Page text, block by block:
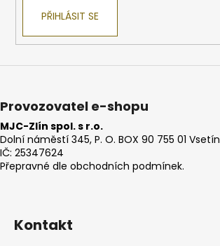
PŘIHLÁSIT SE
Provozovatel e-shopu
MJC-Zlín spol. s r.o.
Dolní náměstí 345, P. O. BOX 90 755 01 Vsetín
IČ: 25347624
Přepravné dle obchodních podmínek.
Kontakt